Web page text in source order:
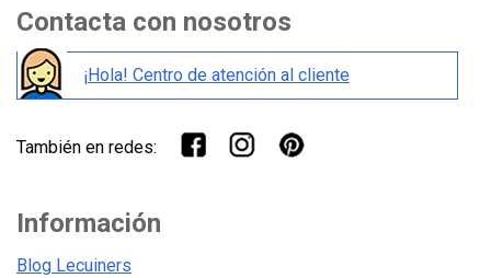
Contacta con nosotros
¡Hola! Centro de atención al cliente
También en redes:
Información
Blog Lecuiners